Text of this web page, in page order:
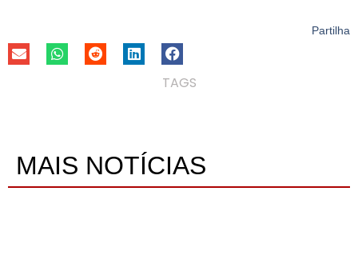
Partilha
TAGS
MAIS NOTÍCIAS